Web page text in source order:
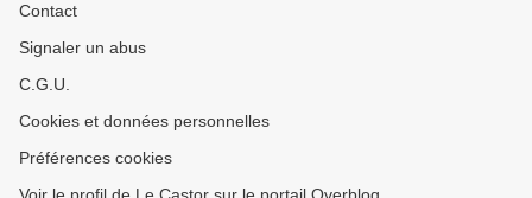
Contact
Signaler un abus
C.G.U.
Cookies et données personnelles
Préférences cookies